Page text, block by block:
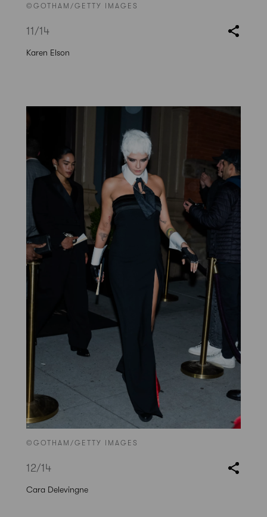
©GOTHAM/GETTY IMAGES
11/14
Karen Elson
©GOTHAM/GETTY IMAGES
12/14
Cara Delevingne